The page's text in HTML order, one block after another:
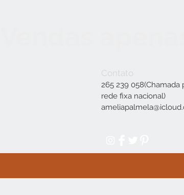
Contato
265 239 058(Chamada
rede fixa nacional)